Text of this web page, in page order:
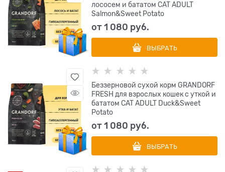
лососем и бататом CAT ADULT
Salmon&Sweet Potato
от1 080 руб.
ВЫБРАТЬ
Беззерновой cухой корм GRANDORF
FRESH для взрослых кошек с уткой и
бататом CAT ADULT Duck&Sweet
Potato
от1 080 руб.
ВЫБРАТЬ